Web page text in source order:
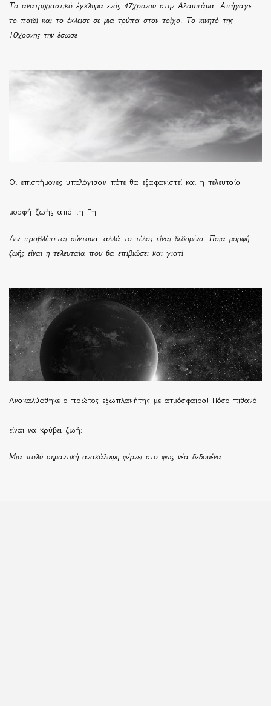
Το ανατριχιαστικό έγκλημα ενός 47χρονου στην Αλαμπάμα. Απήγαγε
το παιδί και το έκλεισε σε μια τρύπα στον τοίχο. Το κινητό της
10χρονης την έσωσε
Οι επιστήμονες υπολόγισαν πότε θα εξαφανιστεί και η τελευταία
μορφή ζωής από τη Γη
Δεν προβλέπεται σύντομα, αλλά το τέλος είναι δεδομένο. Ποια μορφή
ζωής είναι η τελευταία που θα επιβιώσει και γιατί
Ανακαλύφθηκε ο πρώτος εξωπλανήτης με ατμόσφαιρα! Πόσο πιθανό
είναι να κρύβει ζωή;
Μια πολύ σημαντική ανακάλυψη φέρνει στο φως νέα δεδομένα